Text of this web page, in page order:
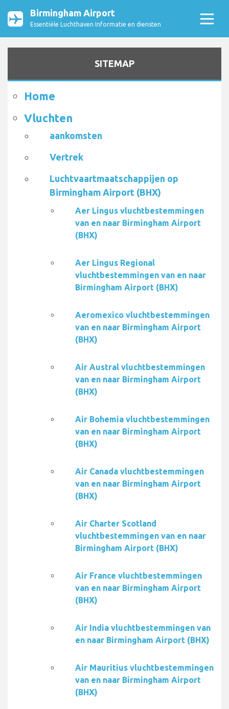
Birmingham Airport
Essentiële Luchthaven Informatie en diensten
SITEMAP
Home
Vluchten
aankomsten
Vertrek
Luchtvaartmaatschappijen op
Birmingham Airport (BHX)
Aer Lingus vluchtbestemmingen
van en naar Birmingham Airport
(BHX)
Aer Lingus Regional
vluchtbestemmingen van en naar
Birmingham Airport (BHX)
Aeromexico vluchtbestemmingen
van en naar Birmingham Airport
(BHX)
Air Austral vluchtbestemmingen
van en naar Birmingham Airport
(BHX)
Air Bohemia vluchtbestemmingen
van en naar Birmingham Airport
(BHX)
Air Canada vluchtbestemmingen
van en naar Birmingham Airport
(BHX)
Air Charter Scotland
vluchtbestemmingen van en naar
Birmingham Airport (BHX)
Air France vluchtbestemmingen
van en naar Birmingham Airport
(BHX)
Air India vluchtbestemmingen van
en naar Birmingham Airport (BHX)
Air Mauritius vluchtbestemmingen
van en naar Birmingham Airport
(BHX)